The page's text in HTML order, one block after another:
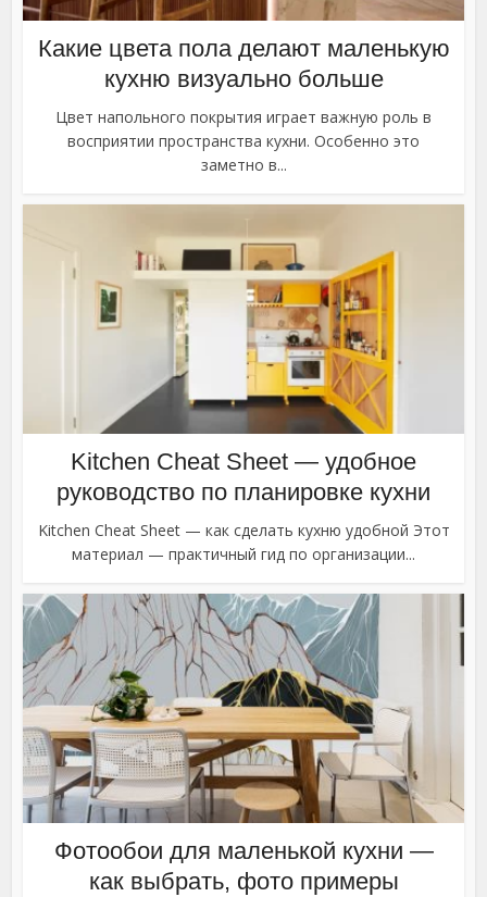
Какие цвета пола делают маленькую
кухню визуально больше
Цвет напольного покрытия играет важную роль в
восприятии пространства кухни. Особенно это
заметно в...
Kitchen Cheat Sheet — удобное
руководство по планировке кухни
Kitchen Cheat Sheet — как сделать кухню удобной Этот
материал — практичный гид по организации...
Фотообои для маленькой кухни —
как выбрать, фото примеры